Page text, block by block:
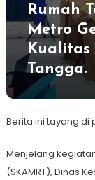
Rumah
Metro
Kualitas
Tangga.
Berita ini tayang
Menjelang
(SKAMRT), Dinas